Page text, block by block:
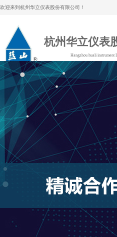
欢迎来到杭州华立仪表股份有限公司！
杭州华立仪表
Hangzhou huali instrument